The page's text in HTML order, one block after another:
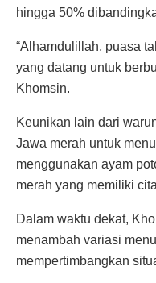
hingga 50%
“Alhamdulillah, puasa
yang datang untuk
Khomsin.
Keunikan lain dari
Jawa merah untuk
menggunakan ayam
merah yang memiliki
Dalam waktu dekat,
menambah variasi
mempertimbangkan